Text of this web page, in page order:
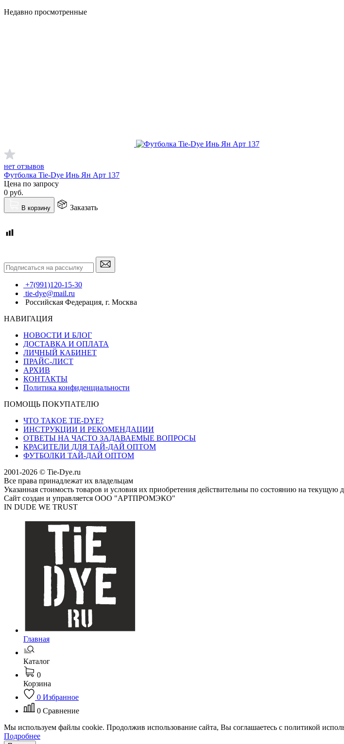
Недавно просмотренные
нет отзывов
Футболка Tie-Dye Инь Ян Арт 137
Цена по запросу
0 руб.
В корзину Заказать
+7(991)120-15-30
tie-dye@mail.ru
Российская Федерация, г. Москва
НАВИГАЦИЯ
НОВОСТИ И БЛОГ
ДОСТАВКА И ОПЛАТА
ЛИЧНЫЙ КАБИНЕТ
ПРАЙС-ЛИСТ
АРХИВ
КОНТАКТЫ
Политика конфиденциальности
ПОМОЩЬ ПОКУПАТЕЛЮ
ЧТО ТАКОЕ TIE-DYE?
ИНСТРУКЦИИ И РЕКОМЕНДАЦИИ
ОТВЕТЫ НА ЧАСТО ЗАДАВАЕМЫЕ ВОПРОСЫ
КРАСИТЕЛИ ДЛЯ ТАЙ-ДАЙ ОПТОМ
ФУТБОЛКИ ТАЙ-ДАЙ ОПТОМ
2001-2026 © Tie-Dye.ru
Все права принадлежат их владельцам
Указанная стоимость товаров и условия их приобретения действительны по состоянию на текущую
Сайт создан и управляется ООО "АРТПРОМЭКО"
IN DUDE WE TRUST
Главная
Каталог
0
Корзина
0 Избранное
0 Сравнение
Мы используем файлы cookie. Продолжив использование сайта, Вы соглашаетесь с политикой
Подробнее